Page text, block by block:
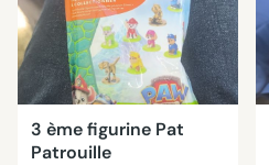
3 ème figurine Pat
Patrouille